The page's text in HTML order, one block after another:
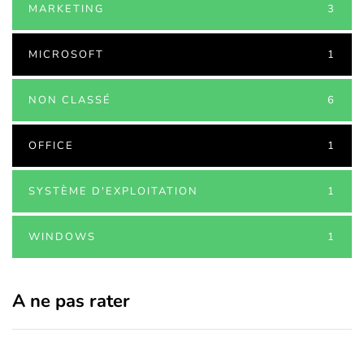
MARKETING 3
MICROSOFT 1
NON CLASSÉ 6
OFFICE 1
SYSTÈME D'EXPLOITATION 1
WINDOWS 1
A ne pas rater